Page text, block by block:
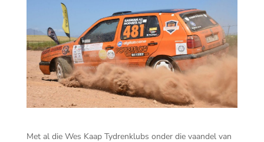
Met al die Wes Kaap Tydrenklubs onder die vaandel van